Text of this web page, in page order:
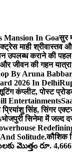
Mansion In Goaसुर
माही श्रीवास्तव
उपलब्ध कराने की
जीवन की गहन यात्रा
By Aruna
2026 In Delhi
शूटिंग कंप्लीट, पोस्ट
Entertainments
सिंह, सिंगर
भोजपुरी सिनेमा में जल्द
Solitude.कौशिक
మొత్తం రూ.